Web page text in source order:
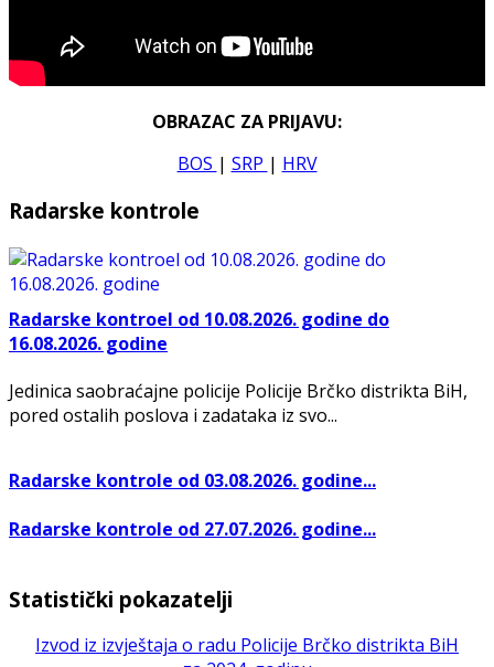
OBRAZAC ZA PRIJAVU:
BOS | SRP | HRV
Radarske kontrole
Radarske kontroel od 10.08.2026. godine do
16.08.2026. godine
Jedinica saobraćajne policije Policije Brčko distrikta BiH,
pored ostalih poslova i zadataka iz svo...
Radarske kontrole od 03.08.2026. godine...
Radarske kontrole od 27.07.2026. godine...
Statistički pokazatelji
Izvod iz izvještaja o radu Policije Brčko distrikta BiH